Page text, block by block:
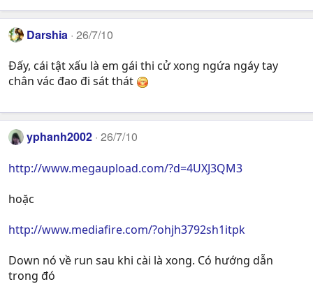
Darshia 26/7/10
Đấy, cái tật xấu là em gái thi cử xong ngứa ngáy tay
chân vác đao đi sát thát
yphanh2002 26/7/10
http://www.megaupload.com/?d=4UXJ3QM3
hoặc
http://www.mediafire.com/?ohjh3792sh1itpk
Down nó về run sau khi cài là xong. Có hướng dẫn
trong đó